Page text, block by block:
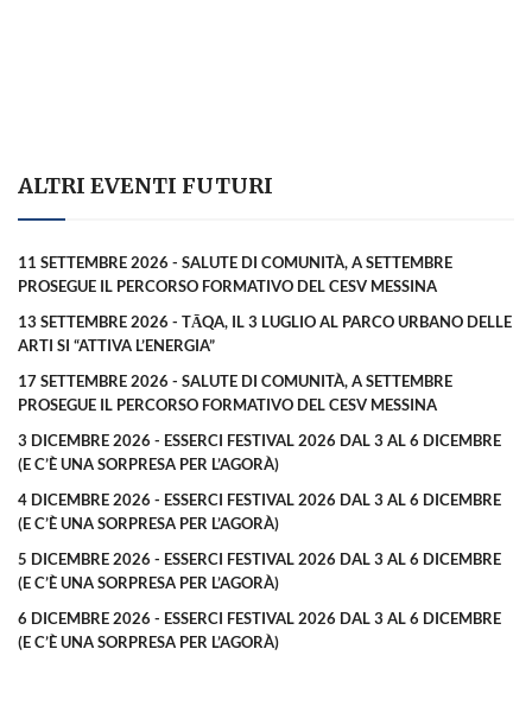
ALTRI EVENTI FUTURI
11 SETTEMBRE 2026 - SALUTE DI COMUNITÀ, A SETTEMBRE
PROSEGUE IL PERCORSO FORMATIVO DEL CESV MESSINA
13 SETTEMBRE 2026 - TĀQA, IL 3 LUGLIO AL PARCO URBANO DELLE
ARTI SI “ATTIVA L’ENERGIA”
17 SETTEMBRE 2026 - SALUTE DI COMUNITÀ, A SETTEMBRE
PROSEGUE IL PERCORSO FORMATIVO DEL CESV MESSINA
3 DICEMBRE 2026 - ESSERCI FESTIVAL 2026 DAL 3 AL 6 DICEMBRE
(E C’È UNA SORPRESA PER L’AGORÀ)
4 DICEMBRE 2026 - ESSERCI FESTIVAL 2026 DAL 3 AL 6 DICEMBRE
(E C’È UNA SORPRESA PER L’AGORÀ)
5 DICEMBRE 2026 - ESSERCI FESTIVAL 2026 DAL 3 AL 6 DICEMBRE
(E C’È UNA SORPRESA PER L’AGORÀ)
6 DICEMBRE 2026 - ESSERCI FESTIVAL 2026 DAL 3 AL 6 DICEMBRE
(E C’È UNA SORPRESA PER L’AGORÀ)